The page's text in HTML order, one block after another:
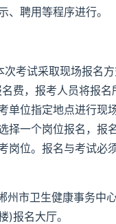
、聘用等程序进行。
次考试采取现场报名
费，报考人员将报名
单位指定地点进行现
择一个岗位报名，报
岗位。报名与考试必
州市卫生健康事务中
)报名大厅。